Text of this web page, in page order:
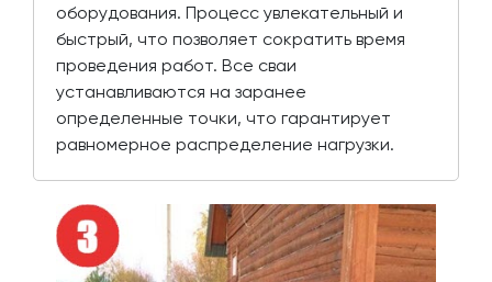
оборудования. Процесс увлекательный и
быстрый, что позволяет сократить время
проведения работ. Все сваи
устанавливаются на заранее
определенные точки, что гарантирует
равномерное распределение нагрузки.